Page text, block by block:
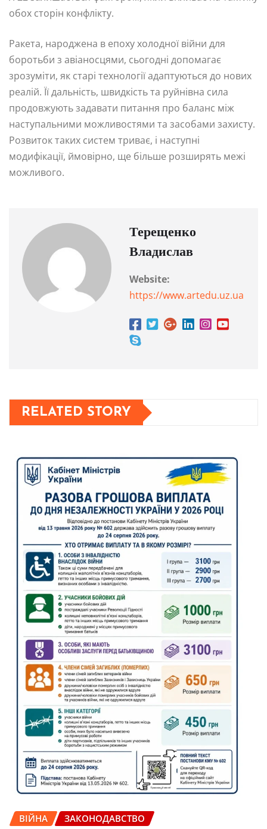
обох сторін конфлікту.
Ракета, народжена в епоху холодної війни для
боротьби з авіаносцями, сьогодні допомагає
зрозуміти, як старі технології адаптуються до нових
реалій. Її дальність, швидкість та руйнівна сила
продовжують задавати питання про баланс між
наступальними можливостями та засобами захисту.
Розвиток таких систем триває, і наступні
модифікації, ймовірно, ще більше розширять межі
можливого.
Терещенко
Владислав
Website:
https://www.artedu.uz.ua
RELATED STORY
ВІЙНА ЗАКОНОДАВСТВО